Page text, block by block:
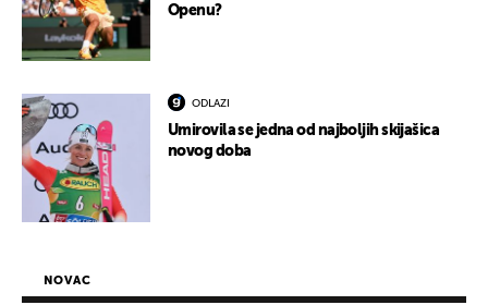
Openu?
ODLAZI
Umirovila se jedna od najboljih skijašica
novog doba
NOVAC